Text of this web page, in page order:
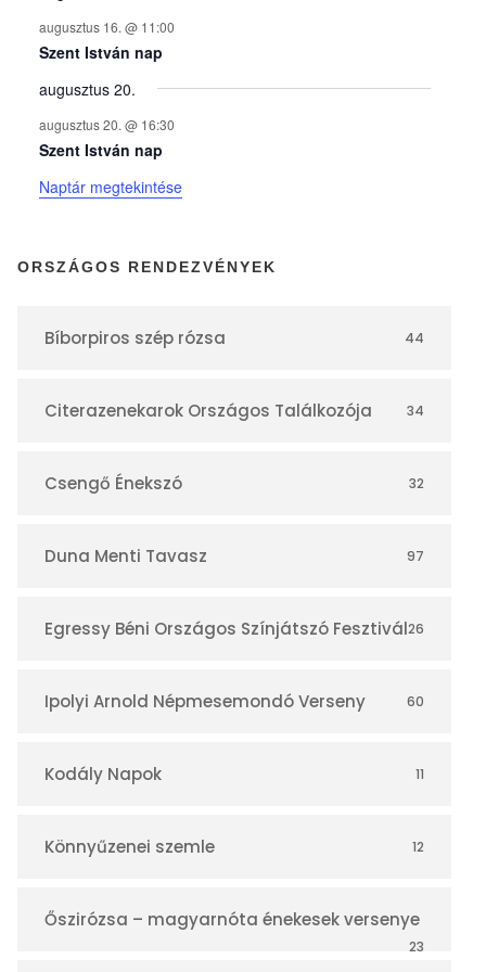
y
e
k
n
a
á
r
augusztus 16. @ 11:00
Szent István nap
augusztus 20.
augusztus 20. @ 16:30
Szent István nap
Naptár megtekintése
ORSZÁGOS RENDEZVÉNYEK
Bíborpiros szép rózsa 44
Citerazenekarok Országos Találkozója 34
Csengő Énekszó 32
Duna Menti Tavasz 97
Egressy Béni Országos Színjátszó Fesztivál26
Ipolyi Arnold Népmesemondó Verseny 60
Kodály Napok 11
Könnyűzenei szemle 12
Őszirózsa – magyarnóta énekesek versenye
23